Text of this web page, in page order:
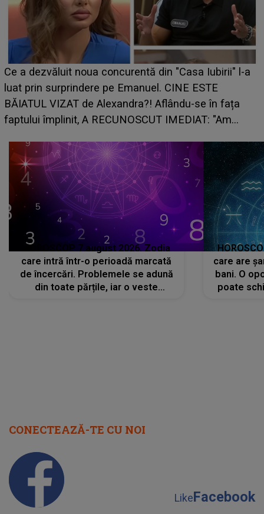
Ce a dezvăluit noua concurentă din "Casa Iubirii" l-a
luat prin surprindere pe Emanuel. CINE ESTE
BĂIATUL VIZAT de Alexandra?! Aflându-se în fața
faptului împlinit, A RECUNOSCUT IMEDIAT: "Am
HOROSCOP 7 august 2026. Zodia
care intră într-o perioadă marcată
de încercări. Problemele se adună
din toate părțile, iar o veste
care are
bani. O
poate
CONECTEAZĂ-TE CU NOI
LikeFacebook